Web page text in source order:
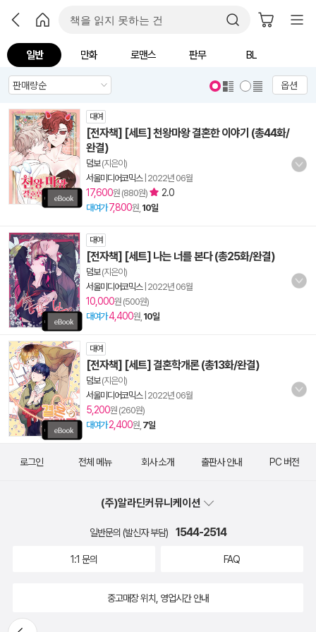
일반 만화 로맨스 판무 BL
옵션
대여
[전자책] [세트] 천왕마왕 결혼한 이야기 (총44화/
완결)
덤보(지은이)
서울미디어코믹스| 2022년 06월
17,600원 (880원) 2.0
대여가 7,800원, 10일
대여
[전자책] [세트] 나는 너를 본다 (총25화/완결)
덤보(지은이)
서울미디어코믹스| 2022년 06월
10,000원 (500원)
대여가4,400원, 10일
대여
[전자책] [세트] 결혼학개론 (총13화/완결)
덤보(지은이)
서울미디어코믹스| 2022년 06월
5,200원 (260원)
대여가 2,400원, 7일
뒤로가
로그인 전체 메뉴 회사 소개 출판사 안내 PC 버전
(주)알라딘커뮤니케이션
일반문의 (발신자 부담) 1544-2514
1:1 문의 FAQ
중고매장 위치, 영업시간 안내